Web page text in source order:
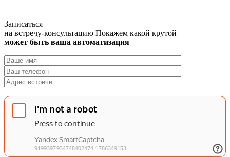
Записаться
на встречу-консультацию Покажем какой крутой
может быть ваша автоматизация